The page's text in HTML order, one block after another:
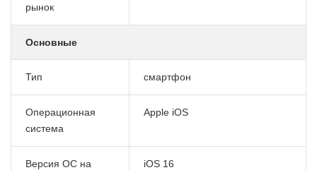
рынок
Основные
Тип смартфон
Операционная
система
Apple iOS
Версия ОС на
iOS 16